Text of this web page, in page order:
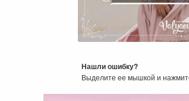
Для Чего
Нашли ошибку?
Выделите ее мышкой и